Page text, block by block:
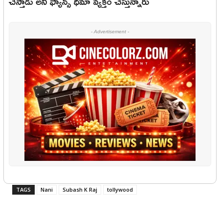
- Advertisement -
TAGS Nani Subash K Raj tollywood